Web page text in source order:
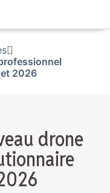
2026
drone